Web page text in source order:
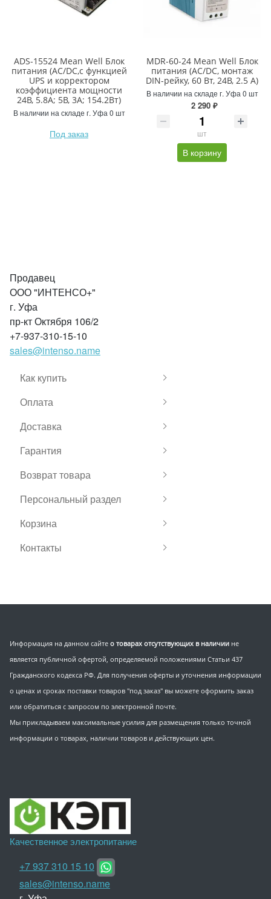
ADS-15524 Mean Well Блок
питания (AC/DC,с функцией
UPS и корректором
коэффициента мощности
24В, 5.8А; 5В, 3А; 154.2Вт)
В наличии на складе г. Уфа 0 шт
Под заказ
MDR-60-24 Mean Well Блок
питания (AC/DC, монтаж
DIN-рейку, 60 Вт, 24В, 2.5 A)
В наличии на складе г. Уфа 0 шт
2 290 ₽
шт
В корзину
Продавец
ООО "ИНТЕНСО+"
г. Уфа
пр-кт Октября 106/2
+7-937-310-15-10
sales@intenso.name
Как купить
Оплата
Доставка
Гарантия
Возврат товара
Персональный раздел
Корзина
Контакты
Информация на данном сайте о товарах отсутствующих в наличии не
является публичной офертой, определяемой положениями Статьи 437
Гражданского кодекса РФ. Для получения оферты и уточнения информации
о ценах и сроках поставки товаров "под заказ" вы можете оформить заказ
или обратиться с запросом по электронной почте.
Мы прикладываем максимальные усилия для размещения только точной
информации о товарах, наличии товаров и действующих цен.
Качественное электропитание
+7 937 310 15 10
sales@intenso.name